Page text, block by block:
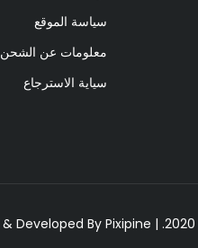
سياسة الموقع
معلومات عن الشحن
سياية الاسترجاع
Pixipine